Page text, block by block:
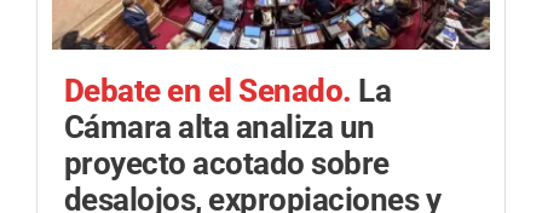
Debate en el Senado. La
Cámara alta analiza un
proyecto acotado sobre
desalojos, expropiaciones y